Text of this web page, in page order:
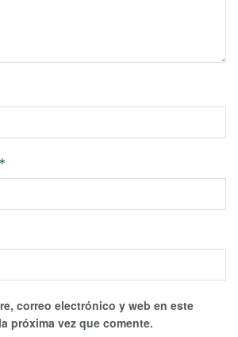
*
correo electrónico y web en este
próxima vez que comente.